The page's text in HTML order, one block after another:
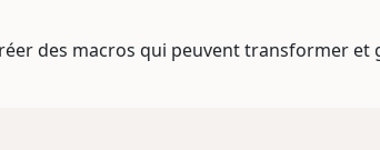
des macros qui peuvent transformer et